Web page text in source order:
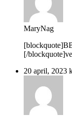
MaryNag
[/
20 april, 2023